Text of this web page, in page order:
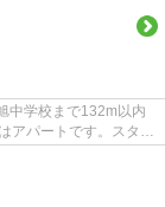
中学校まで132m以内
アパートです。スタッ